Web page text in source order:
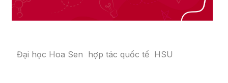
Đại học Hoa Sen hợp tác quốc tế HSU